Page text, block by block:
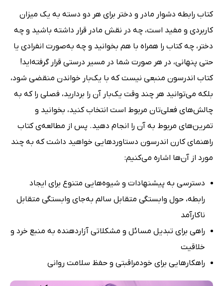
کتاب رابطه دشوار مادر و دختر برای هر دو دسته به یک میزان
کاربردی و مفید است، چه در نقش مادر قرار داشته باشید و چه
دختر، چه کتاب را همراه با هم بخوانید و چه به‌صورت انفرادی یا
حتی پنهانی، در هر صورت شما در مسیر درستی قرار گرفته‌اید!
کتاب اندرسون منبعی نیست که با یک‌بار خواندن منقضی شود،
بلکه می‌توانید هر چند وقت یک‌بار آن را بردارید، فصلی را که به
چالش‌های فعلی‌تان مربوط است انتخاب کنید، بخوانید و
تمرین‌های مربوط به آن را انجام دهید. پس از مطالعه‌ی کتاب
راهنمای کارن اندرسون دستاوردهایی خواهید داشت که به چند
مورد از آن‌ها اشاره می‌کنیم:
دسترسی به پیشنهادات و شیوه‌هایی متنوع برای ایجاد
رابطه، حول وابستگی متقابل سالم به‌جای وابستگی متقابل
ناکارآمد
راهی برای تبدیل مسائل و مشکلاتی آزاردهنده به منبع خرد و
خلاقیت
راهکارهایی برای خودمراقبتی و حفظ سلامت روانی